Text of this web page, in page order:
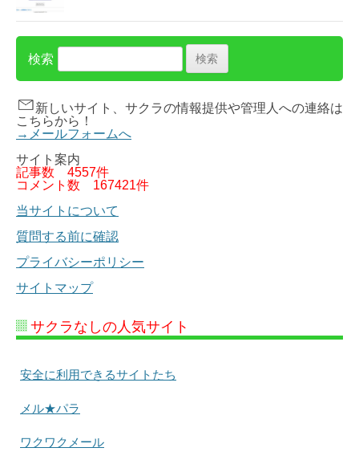
検索
新しいサイト、サクラの情報提供や管理人への連絡は
こちらから！
→メールフォームへ
サイト案内
記事数 4557件
コメント数 167421件
当サイトについて
質問する前に確認
プライバシーポリシー
サイトマップ
サクラなしの人気サイト
安全に利用できるサイトたち
メル★パラ
ワクワクメール